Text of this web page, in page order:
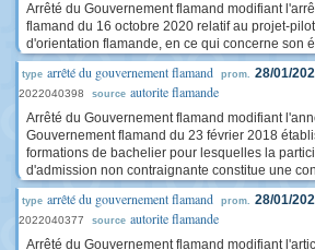
Arrêté du Gouvernement flamand modifiant
flamand du 16 octobre 2020 relatif au projet-
d'orientation flamande, en ce qui concerne son
type arrêté du gouvernement flamand prom. 28/01/
2022040398 source autorite flamande
Arrêté du Gouvernement flamand modifiant
Gouvernement flamand du 23 février 2018
formations de bachelier pour lesquelles la
d'admission non contraignante constitue une
type arrêté du gouvernement flamand prom. 28/01/
2022040377 source autorite flamande
Arrêté du Gouvernement flamand modifiant